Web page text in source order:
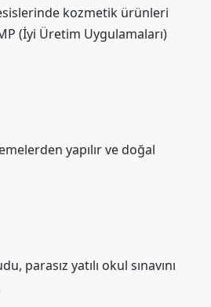
kozmetik ürünleri
(İyi Üretim Uygulamaları)
yapılır ve doğal
parasız yatılı okul sınavını